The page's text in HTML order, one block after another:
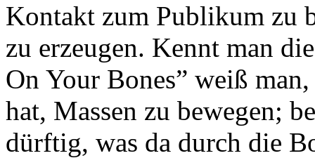
Kontakt zum Publikum zu
zu erzeugen. Kennt man
On Your Bones” weiß
hat, Massen zu bewegen;
dürftig, was da durch die